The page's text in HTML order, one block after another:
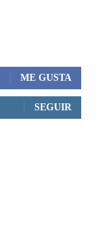
ME GUSTA
SEGUIR